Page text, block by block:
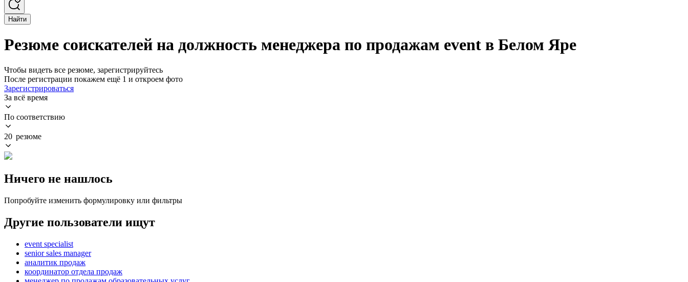
Найти
Резюме соискателей на должность менеджера по продажам event в Белом Яре
Чтобы видеть все резюме, зарегистрируйтесь
После регистрации покажем ещё 1 и откроем фото
Зарегистрироваться
За всё время
По соответствию
20 резюме
Ничего не нашлось
Попробуйте изменить формулировку или фильтры
Другие пользователи ищут
event specialist
senior sales manager
аналитик продаж
координатор отдела продаж